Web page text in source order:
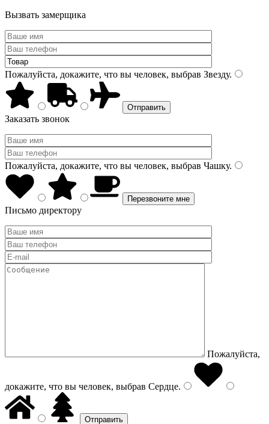
Вызвать замерщика
Пожалуйста, докажите, что вы человек, выбрав Звезду.
Заказать звонок
Пожалуйста, докажите, что вы человек, выбрав Чашку.
Письмо директору
Пожалуйста,
докажите, что вы человек, выбрав Сердце.